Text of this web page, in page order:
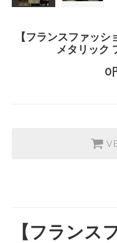
【フランスファッ
メタリック
0
【フランス